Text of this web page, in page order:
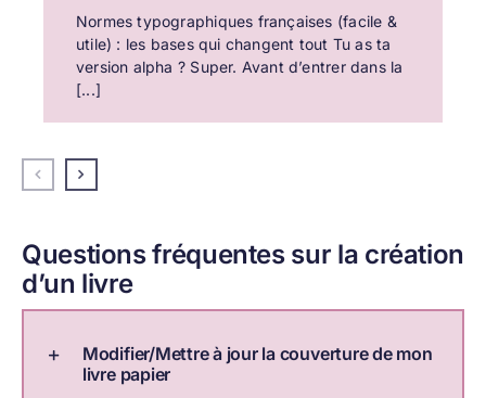
Normes typographiques françaises (facile &
utile) : les bases qui changent tout Tu as ta
version alpha ? Super. Avant d’entrer dans la
[...]
Questions fréquentes sur la création
d’un livre
Modifier/Mettre à jour la couverture de mon
livre papier